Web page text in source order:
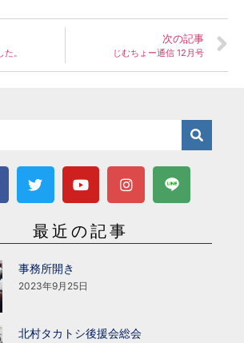
。
次の記事
じむちょー通信 12月号
最近の記事
事務所開き
2023年9月25日
北村タカトシ後援会総会